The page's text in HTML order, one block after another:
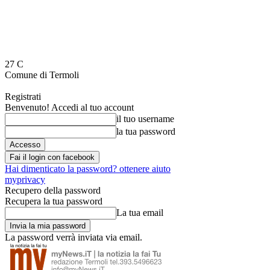
27 C
Comune di Termoli
Registrati
Benvenuto! Accedi al tuo account
il tuo username
la tua password
Fai il login con facebook
Hai dimenticato la password? ottenere aiuto
myprivacy
Recupero della password
Recupera la tua password
La tua email
La password verrà inviata via email.